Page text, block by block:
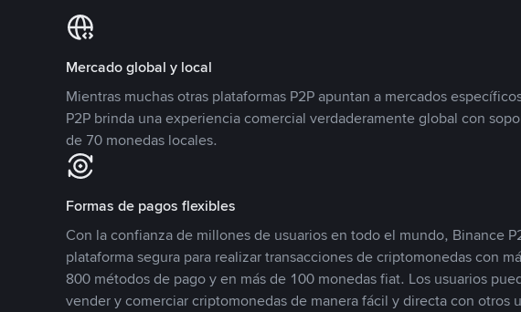
Mercado global y local
Mientras muchas otras plataformas P2P apuntan a mercados
P2P brinda una experiencia comercial verdaderamente global con
de 70 monedas locales.
Formas de pagos flexibles
Con la confianza de millones de usuarios en todo el mundo, Binance
plataforma segura para realizar transacciones de criptomonedas con
800 métodos de pago y en más de 100 monedas fiat. Los usuarios
vender y comerciar criptomonedas de manera fácil y directa con otros